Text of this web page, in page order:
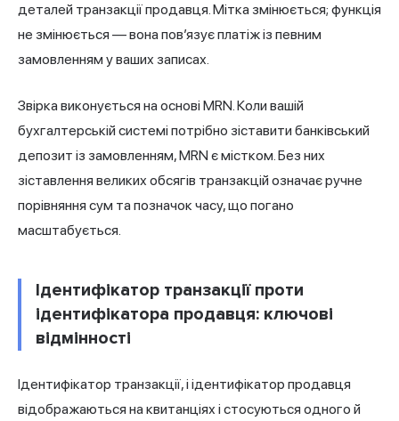
деталей транзакції продавця. Мітка змінюється; функція
не змінюється — вона пов’язує платіж із певним
замовленням у ваших записах.
Звірка виконується на основі MRN. Коли вашій
бухгалтерській системі потрібно зіставити банківський
депозит із замовленням, MRN є містком. Без них
зіставлення великих обсягів транзакцій означає ручне
порівняння сум та позначок часу, що погано
масштабується.
Ідентифікатор транзакції проти
ідентифікатора продавця: ключові
відмінності
Ідентифікатор транзакції, і ідентифікатор продавця
відображаються на квитанціях і стосуються одного й